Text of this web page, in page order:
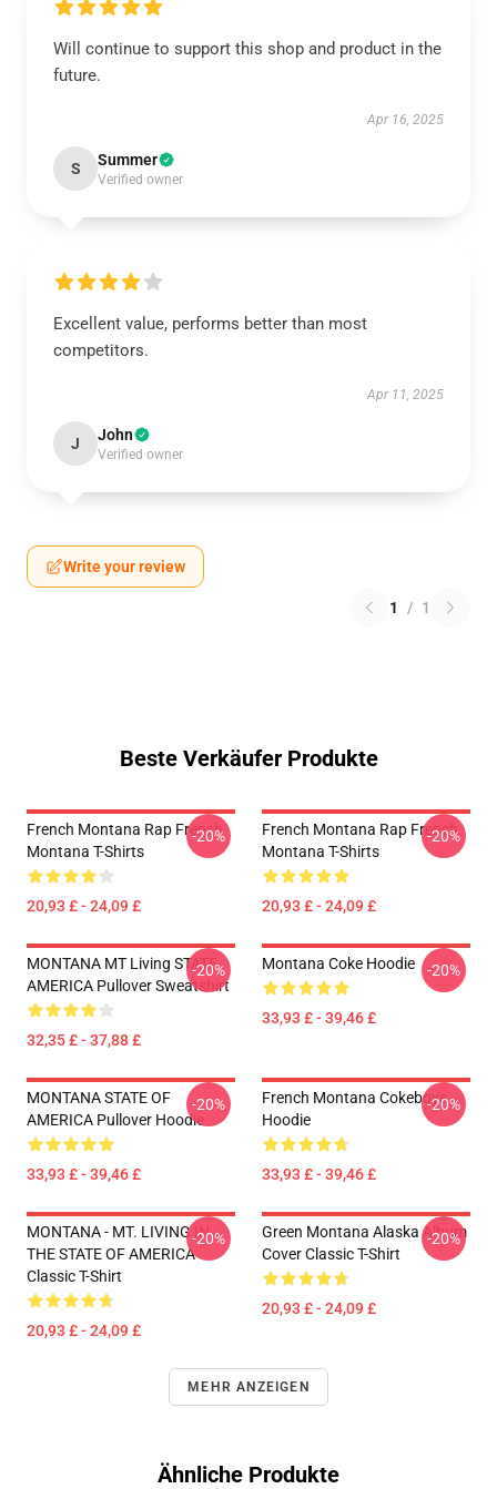
Will continue to support this shop and product in the
future.
Apr 16, 2025
S Summer
Verified owner
Excellent value, performs better than most
competitors.
Apr 11, 2025
J John
Verified owner
Write your review
1 / 1
Beste Verkäufer Produkte
French Montana Rap French
Montana T-Shirts
20,93 £ - 24,09 £
-20%
French Montana Rap French
Montana T-Shirts
20,93 £ - 24,09 £
-20%
MONTANA MT Living STATE
AMERICA Pullover Sweatshirt
32,35 £ - 37,88 £
-20% Montana Coke Hoodie
33,93 £ - 39,46 £
-20%
MONTANA STATE OF
AMERICA Pullover Hoodie
33,93 £ - 39,46 £
-20%
French Montana Cokeboys
Hoodie
33,93 £ - 39,46 £
-20%
MONTANA - MT. LIVING IN
THE STATE OF AMERICA
Classic T-Shirt
20,93 £ - 24,09 £
-20%
Green Montana Alaska Album
Cover Classic T-Shirt
20,93 £ - 24,09 £
-20%
MEHR ANZEIGEN
Ähnliche Produkte